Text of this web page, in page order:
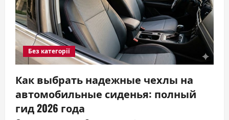
Без категорії
Как выбрать надежные чехлы на
автомобильные сиденья: полный
гид 2026 года